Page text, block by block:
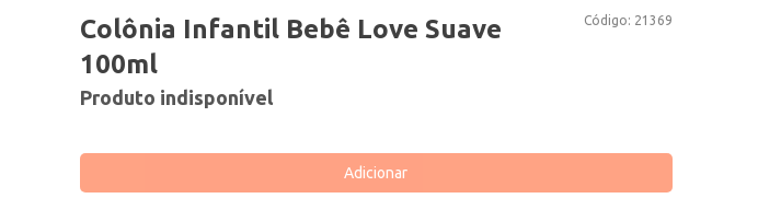
Código: 21369
Colônia Infantil Bebê Love Suave
100ml
Produto indisponível
Adicionar